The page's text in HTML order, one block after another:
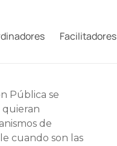
Facilitadores
Pública se
quieran
de
cuando son las